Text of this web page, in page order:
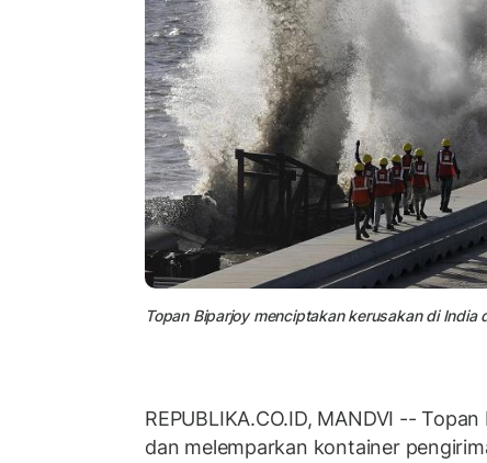
Topan Biparjoy menciptakan kerusakan di India
REPUBLIKA.CO.ID, MANDVI --
dan melemparkan kontainer